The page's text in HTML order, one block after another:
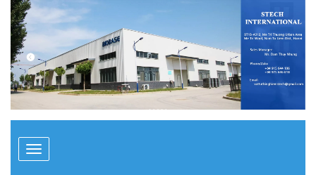
Toggle
navigation